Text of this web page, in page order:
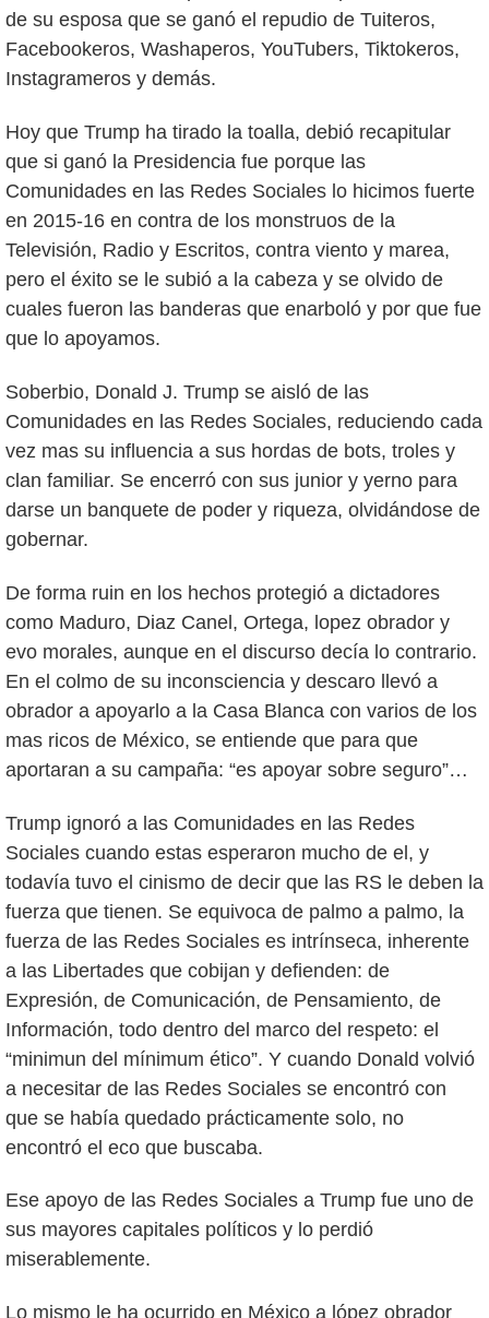
de su esposa que se ganó el repudio de Tuiteros,
Facebookeros, Washaperos, YouTubers, Tiktokeros,
Instagrameros y demás.
Hoy que Trump ha tirado la toalla, debió recapitular
que si ganó la Presidencia fue porque las
Comunidades en las Redes Sociales lo hicimos fuerte
en 2015-16 en contra de los monstruos de la
Televisión, Radio y Escritos, contra viento y marea,
pero el éxito se le subió a la cabeza y se olvido de
cuales fueron las banderas que enarboló y por que fue
que lo apoyamos.
Soberbio, Donald J. Trump se aisló de las
Comunidades en las Redes Sociales, reduciendo cada
vez mas su influencia a sus hordas de bots, troles y
clan familiar. Se encerró con sus junior y yerno para
darse un banquete de poder y riqueza, olvidándose de
gobernar.
De forma ruin en los hechos protegió a dictadores
como Maduro, Diaz Canel, Ortega, lopez obrador y
evo morales, aunque en el discurso decía lo contrario.
En el colmo de su inconsciencia y descaro llevó a
obrador a apoyarlo a la Casa Blanca con varios de los
mas ricos de México, se entiende que para que
aportaran a su campaña: “es apoyar sobre seguro”…
Trump ignoró a las Comunidades en las Redes
Sociales cuando estas esperaron mucho de el, y
todavía tuvo el cinismo de decir que las RS le deben la
fuerza que tienen. Se equivoca de palmo a palmo, la
fuerza de las Redes Sociales es intrínseca, inherente
a las Libertades que cobijan y defienden: de
Expresión, de Comunicación, de Pensamiento, de
Información, todo dentro del marco del respeto: el
“minimun del mínimum ético”. Y cuando Donald volvió
a necesitar de las Redes Sociales se encontró con
que se había quedado prácticamente solo, no
encontró el eco que buscaba.
Ese apoyo de las Redes Sociales a Trump fue uno de
sus mayores capitales políticos y lo perdió
miserablemente.
Lo mismo le ha ocurrido en México a lópez obrador